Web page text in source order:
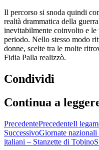
Il percorso si snoda quindi
realtà drammatica della
inevitabilmente coinvolto e
periodo. Nello stesso modo
donne, scelte tra le molte
Fidia Palla realizzò.
Condividi
Continua a
PrecedentePrecedenteIl
SuccessivoGiornate nazionali
italiani – Stanzette di Tobino